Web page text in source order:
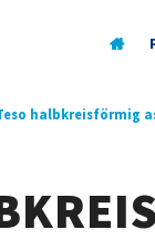
halbkreisförmig